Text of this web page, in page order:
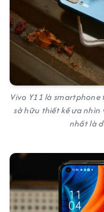
Vivo Y11 là
sở hữu thiết kế ưa
nhất là